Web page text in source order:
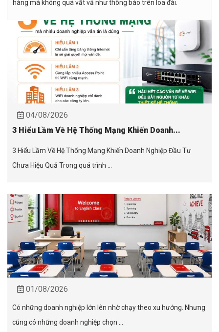
hàng mà không quá vất vả như thông báo trên loa đài.
04/08/2026
3 Hiểu Lầm Về Hệ Thống Mạng Khiến Doanh...
3 Hiểu Lầm Về Hệ Thống Mạng Khiến Doanh Nghiệp Đầu Tư
Chưa Hiệu Quả Trong quá trình ...
01/08/2026
Có những doanh nghiệp lớn lên nhờ chạy theo xu hướng. Nhưng
cũng có những doanh nghiệp chọn ...